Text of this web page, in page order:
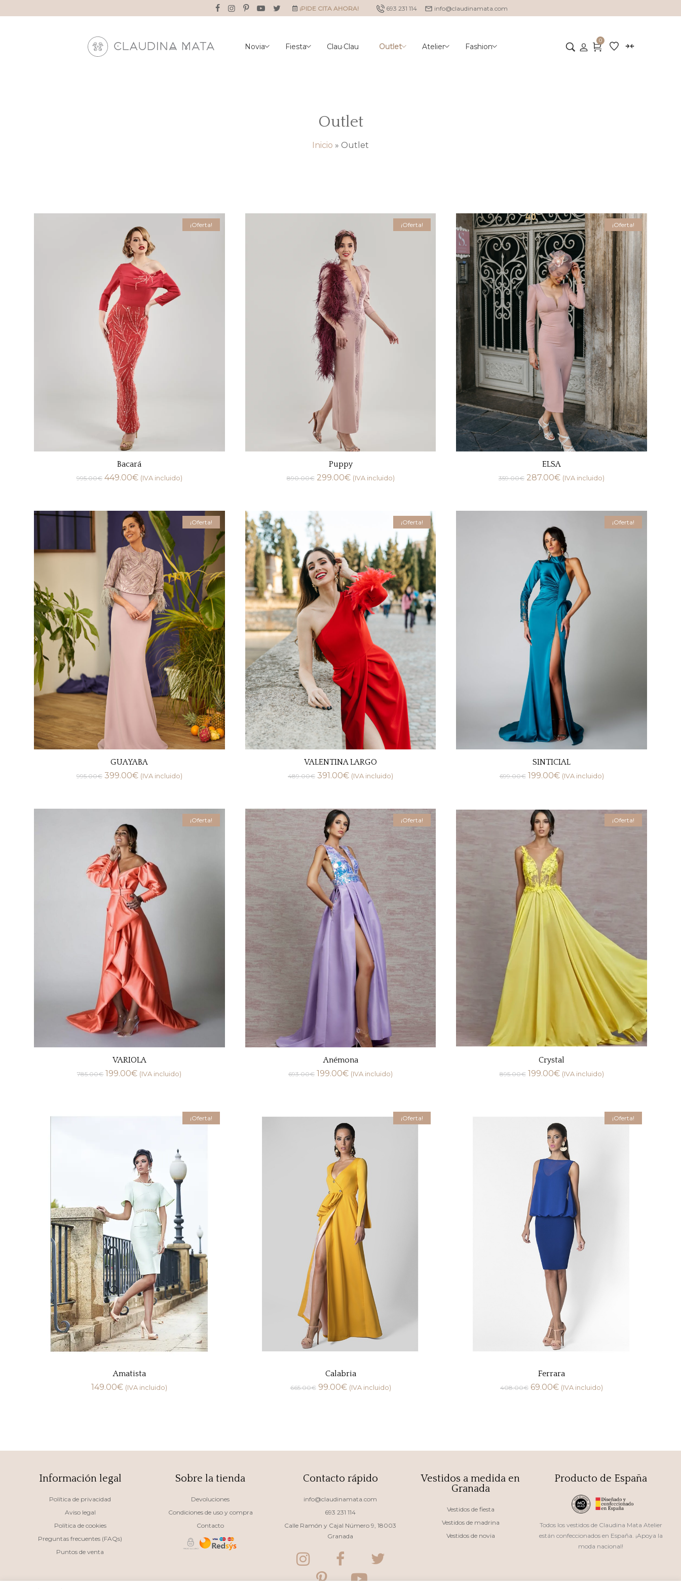
¡PIDE CITA AHORA! 693 231 114 info@claudinamata.com
Novia Fiesta Clau·Clau Outlet Atelier Fashion
0
Outlet
Inicio » Outlet
¡Oferta!
Bacará
995.00€ 449.00€ (IVA incluido)
¡Oferta!
Puppy
890.00€ 299.00€ (IVA incluido)
¡Oferta!
ELSA
359.00€ 287.00€ (IVA incluido)
¡Oferta!
GUAYABA
995.00€ 399.00€ (IVA incluido)
¡Oferta!
VALENTINA LARGO
489.00€ 391.00€ (IVA incluido)
¡Oferta!
SINTICIAL
699.00€ 199.00€ (IVA incluido)
¡Oferta!
VARIOLA
785.00€ 199.00€ (IVA incluido)
¡Oferta!
Anémona
693.00€ 199.00€ (IVA incluido)
¡Oferta!
Crystal
895.00€ 199.00€ (IVA incluido)
¡Oferta!
Amatista
149.00€ (IVA incluido)
¡Oferta!
Calabria
665.00€ 99.00€ (IVA incluido)
¡Oferta!
Ferrara
408.00€ 69.00€ (IVA incluido)
Información legal
Política de privacidad
Aviso legal
Política de cookies
Preguntas frecuentes (FAQs)
Puntos de venta
Sobre la tienda
Devoluciones
Condiciones de uso y compra
Contacto
Contacto rápido
info@claudinamata.com
693 231 114
Calle Ramón y Cajal Número 9, 18003
Granada
Vestidos a medida en
Granada
Vestidos de fiesta
Vestidos de madrina
Vestidos de novia
Producto de España
Todos los vestidos de Claudina Mata Atelier
están confeccionados en España. ¡Apoya la
moda nacional!